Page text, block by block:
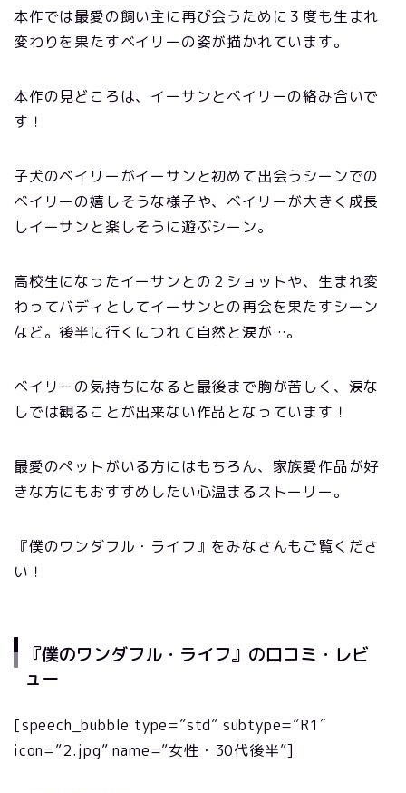
本作では最愛の飼い主に再び会うために３度も生まれ
変わりを果たすベイリーの姿が描かれています。
本作の見どころは、イーサンとベイリーの絡み合いで
す！
子犬のベイリーがイーサンと初めて出会うシーンでの
ベイリーの嬉しそうな様子や、ベイリーが大きく成長
しイーサンと楽しそうに遊ぶシーン。
高校生になったイーサンとの２ショットや、生まれ変
わってバディとしてイーサンとの再会を果たすシーン
など。後半に行くにつれて自然と涙が…。
ベイリーの気持ちになると最後まで胸が苦しく、涙な
しでは観ることが出来ない作品となっています！
最愛のペットがいる方にはもちろん、家族愛作品が好
きな方にもおすすめしたい心温まるストーリー。
『僕のワンダフル・ライフ』をみなさんもご覧くださ
い！
『僕のワンダフル・ライフ』の口コミ・レビ
ュー
[speech_bubble type=”std” subtype=”R1″
icon=”2.jpg” name=”女性・30代後半”]